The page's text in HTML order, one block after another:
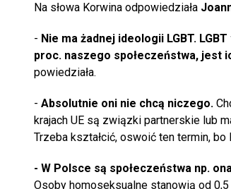
Na słowa Korwina odpowiedziała
- Nie ma żadnej ideologii LGBT.
proc. naszego społeczeństwa, jest
powiedziała.
- Absolutnie oni nie chcą niczego.
krajach UE są związki partnerskie lub
Trzeba kształcić, oswoić ten termin,
- W Polsce są społeczeństwa np.
Osoby homoseksualne stanowią od